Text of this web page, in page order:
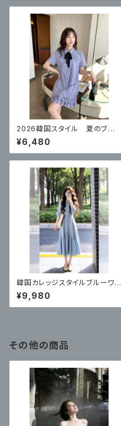
2026韓国スタイル 夏のブル
ーカレッジスタイルドレス
¥6,480
韓国カレッジスタイルブルーワン
ピース
¥9,980
その他の商品